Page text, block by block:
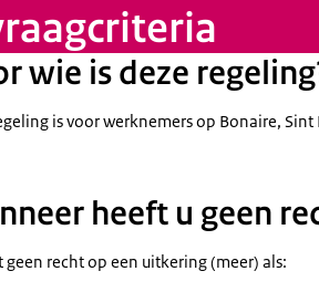
wie is deze
is voor werknemers op Bonaire,
heeft u geen
geen recht op een uitkering (meer) als: